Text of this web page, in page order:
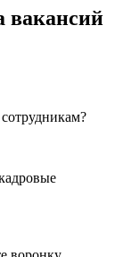
вакансий